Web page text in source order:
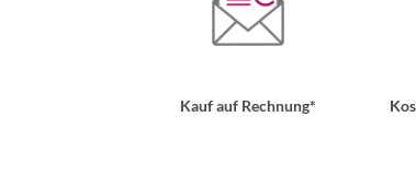
Kauf auf Rechnung*